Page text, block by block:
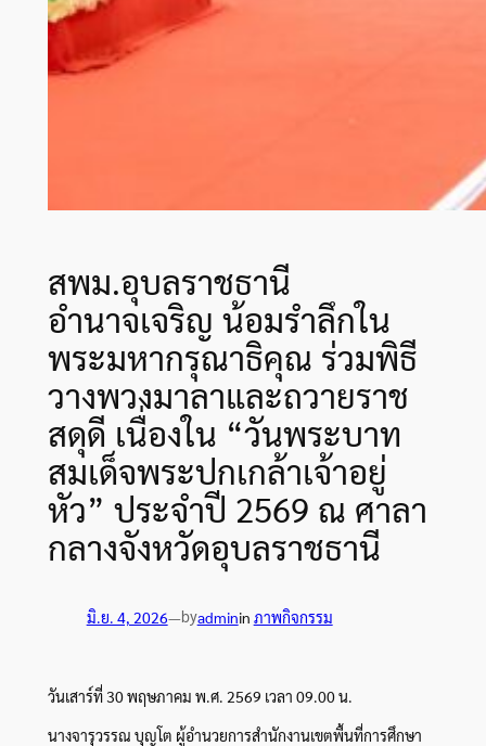
สพม.อุบลราชธานี
อำนาจเจริญ น้อมรำลึกใน
พระมหากรุณาธิคุณ ร่วมพิธี
วางพวงมาลาและถวายราช
สดุดี เนื่องใน “วันพระบาท
สมเด็จพระปกเกล้าเจ้าอยู่
หัว” ประจำปี 2569 ณ ศาลา
กลางจังหวัดอุบลราชธานี
มิ.ย. 4, 2026—byadminin ภาพกิจกรรม
วันเสาร์ที่ 30 พฤษภาคม พ.ศ. 2569 เวลา 09.00 น.
นางจารุวรรณ บุญโต ผู้อำนวยการสำนักงานเขตพื้นที่การศึกษา